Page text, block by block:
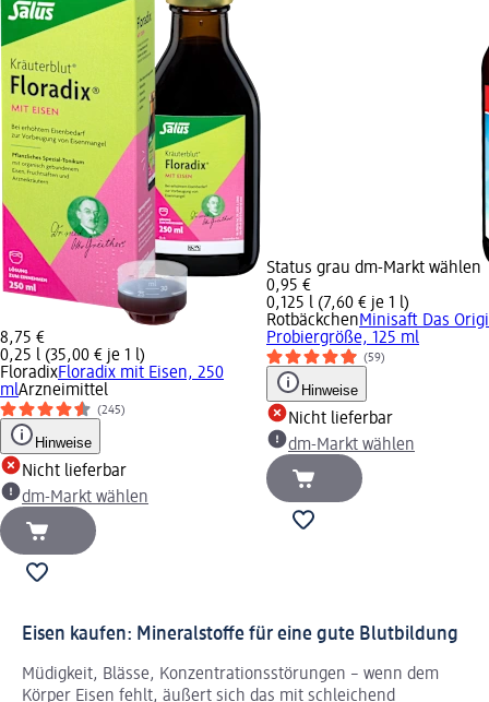
8,75 €
0,25 l (35,00 € je 1 l)
FloradixFloradix mit Eisen, 250
mlArzneimittel
(245)
Hinweise
Nicht lieferbar
dm-Markt wählen
Status grau dm-Markt wählen
0,95 €
0,125 l (7,60 € je 1 l)
RotbäckchenMinisaft Das
Probiergröße, 125 ml
(59)
Hinweise
Nicht lieferbar
dm-Markt wählen
Eisen kaufen: Mineralstoffe für eine gute Blutbildung
Müdigkeit, Blässe, Konzentrationsstörungen – wenn dem
Körper Eisen fehlt, äußert sich das mit schleichend